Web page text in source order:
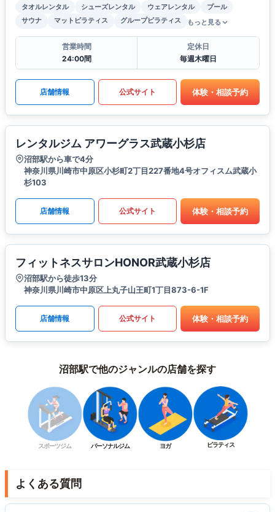
タオルレンタル シューズレンタル ウェアレンタル
プール
サウナ
マットピラティス グループピラティス もっと見る
営業時間
24:00間
定休日
毎週木曜日
店舗情報 公式サイト 体験・相談予約
レンタルジム アワーグラス武蔵小杉店
沼部駅から車で4分
神奈川県川崎市中原区小杉町2丁目227番地4号オフィスム武蔵小
杉103
店舗情報 公式サイト 体験・相談予約
フィットネスサロンHONOR武蔵小杉店
沼部駅から徒歩13分
神奈川県川崎市中原区上丸子山王町1丁目873-6-1F
店舗情報 公式サイト 体験・相談予約
沼部駅で他のジャンルの店舗を探す
スポーツジム パーソナルジム ヨガ ピラティス
よくある質問